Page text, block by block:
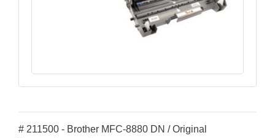
# 211500 - Brother MFC-8880 DN / Original